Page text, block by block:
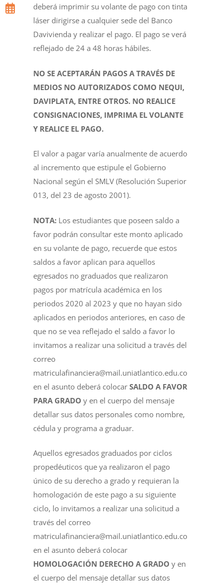
deberá imprimir su volante de pago con tinta
láser dirigirse a cualquier sede del Banco
Davivienda y realizar el pago. El pago se verá
reflejado de 24 a 48 horas hábiles.
NO SE ACEPTARÁN PAGOS A TRAVÉS DE
MEDIOS NO AUTORIZADOS COMO NEQUI,
DAVIPLATA, ENTRE OTROS. NO REALICE
CONSIGNACIONES, IMPRIMA EL VOLANTE
Y REALICE EL PAGO.
El valor a pagar varía anualmente de acuerdo
al incremento que estipule el Gobierno
Nacional según el SMLV (Resolución Superior
013, del 23 de agosto 2001).
NOTA: Los estudiantes que poseen saldo a
favor podrán consultar este monto aplicado
en su volante de pago, recuerde que estos
saldos a favor aplican para aquellos
egresados no graduados que realizaron
pagos por matrícula académica en los
periodos 2020 al 2023 y que no hayan sido
aplicados en periodos anteriores, en caso de
que no se vea reflejado el saldo a favor lo
invitamos a realizar una solicitud a través del
correo
matriculafinanciera@mail.uniatlantico.edu.co
en el asunto deberá colocarSALDO A FAVOR
PARA GRADO y en el cuerpo del mensaje
detallar sus datos personales como nombre,
cédula y programa a graduar.
Aquellos egresados graduados por ciclos
propedéuticos que ya realizaron el pago
único de su derecho a grado y requieran la
homologación de este pago a su siguiente
ciclo, lo invitamos a realizar una solicitud a
través del correo
matriculafinanciera@mail.uniatlantico.edu.co
en el asunto deberá colocar
HOMOLOGACIÓN DERECHO A GRADOy en
el cuerpo del mensaje detallar sus datos